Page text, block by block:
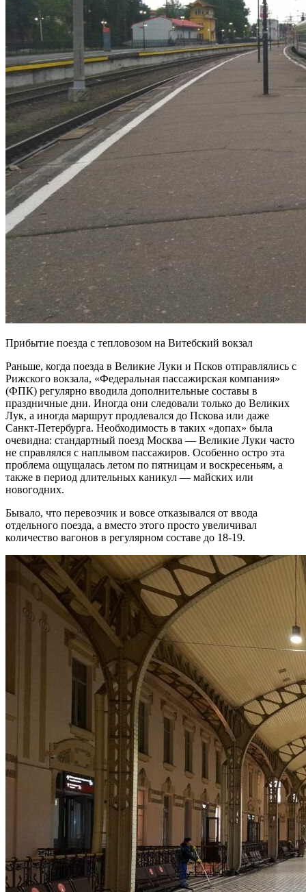
Прибытие поезда с тепловозом на Витебский вокзал
Раньше, когда поезда в Великие Луки и Псков отправлялись с
Рижского вокзала, «Федеральная пассажирская компания»
(ФПК) регулярно вводила дополнительные составы в
праздничные дни. Иногда они следовали только до Великих
Лук, а иногда маршрут продлевался до Пскова или даже
Санкт-Петербурга. Необходимость в таких «допах» была
очевидна: стандартный поезд Москва — Великие Луки часто
не справлялся с наплывом пассажиров. Особенно остро эта
проблема ощущалась летом по пятницам и воскресеньям, а
также в период длительных каникул — майских или
новогодних.
Бывало, что перевозчик и вовсе отказывался от ввода
отдельного поезда, а вместо этого просто увеличивал
количество вагонов в регулярном составе до 18-19.